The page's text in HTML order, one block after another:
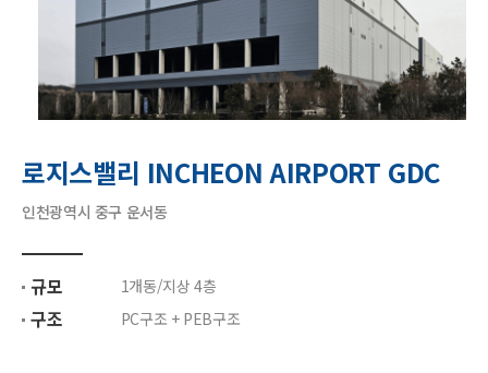
로지스밸리 INCHEON AIRPORT GDC
인천광역시 중구 운서동
규모 1개동/지상 4층
구조 PC구조 + PEB구조